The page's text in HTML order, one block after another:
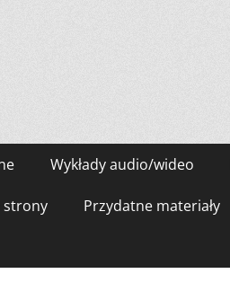
Wykłady audio/wideo
strony Przydatne materiały